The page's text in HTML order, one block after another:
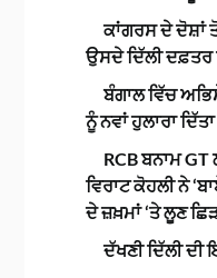
ਕਾਂਗਰਸ ਦੇ ਦੋਸ਼ਾਂ
ਉਸਦੇ ਦਿੱਲੀ ਦਫ਼ਤਰ
ਬੰਗਾਲ ਵਿੱਚ
ਨੂੰ ਨਵਾਂ ਹੁਲਾਰਾ ਦਿੱਤਾ
RCB ਬਨਾਮ
ਵਿਰਾਟ ਕੋਹਲੀ ਨੇ
ਦੇ ਜ਼ਖ਼ਮਾਂ ‘ਤੇ ਲੂਣ
ਦੱਖਣੀ ਦਿੱਲੀ